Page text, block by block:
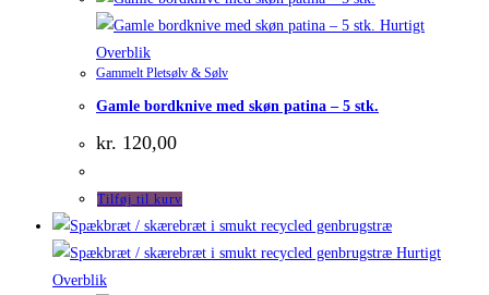
Hurtigt
Overblik
Gammelt Pletsølv & Sølv
Gamle bordknive med skøn patina – 5 stk.
kr. 120,00
Tilføj til kurv
Hurtigt
Overblik